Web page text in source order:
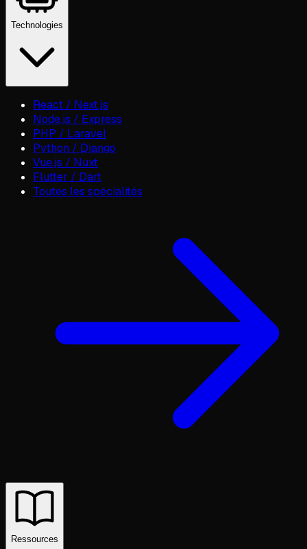
Technologies
React / Next.js
Node.js / Express
PHP / Laravel
Python / Django
Vue.js / Nuxt
Flutter / Dart
Toutes les spécialités
Ressources